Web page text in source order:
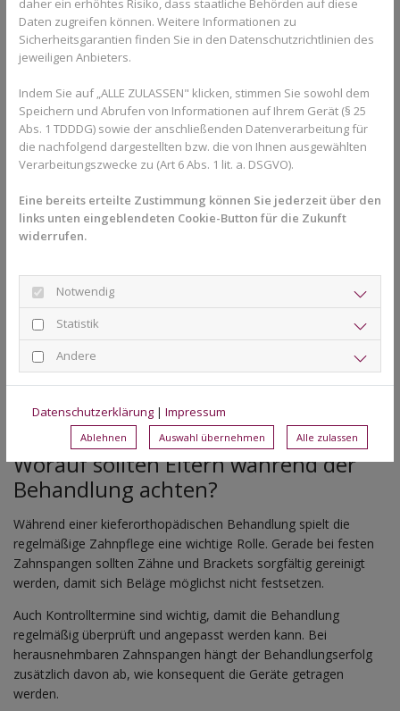
Welche Arten von Zahnspangen gibt
es?
Grundsätzlich wird zwischen festen und herausnehmbaren
Zahnspangen unterschieden. Herausnehmbare Geräte werden
häufig bei jüngeren Kindern eingesetzt, um das Wachstum des
Kiefers zu unterstützen. Dazu gehören beispielsweise
Aktivatoren oder Vorschubdoppelplatten.
Feste Zahnspangen kommen oft dann zum Einsatz, wenn
umfangreichere Zahnbewegungen notwendig sind. Moderne
Welche Lösung geeignet ist, hängt immer von der individuellen
Zahnstellung und dem Alter des Kindes ab. Deshalb ist eine
persönliche Beratung besonders wichtig. Die Praxis Dr. Barloi in
Herford setzt auf moderne Diagnostik und individuelle
Behandlungskonzepte für Kinder und Jugendliche.
Wer mehr über die Praxis und das Behandlungsteam erfahren
möchte, findet weitere Informationen auf der SeiteTeam.
Worauf sollten Eltern während der
Behandlung achten?
Während einer kieferorthopädischen Behandlung spielt die
regelmäßige Zahnpflege eine wichtige Rolle. Gerade bei festen
Zahnspangen sollten Zähne und Brackets sorgfältig gereinigt
werden, damit sich Beläge möglichst nicht festsetzen.
Auch Kontrolltermine sind wichtig, damit die Behandlung
regelmäßig überprüft und angepasst werden kann. Bei
herausnehmbaren Zahnspangen hängt der Behandlungserfolg
zusätzlich davon ab, wie konsequent die Geräte getragen
werden.
daher ein erhöhtes Risiko, dass staatliche Behörden auf diese
Daten zugreifen können. Weitere Informationen zu
Sicherheitsgarantien finden Sie in den Datenschutzrichtlinien des
jeweiligen Anbieters.
Indem Sie auf „ALLE ZULASSEN" klicken, stimmen Sie sowohl dem
Speichern und Abrufen von Informationen auf Ihrem Gerät (§ 25
Abs. 1 TDDDG) sowie der anschließenden Datenverarbeitung für
die nachfolgend dargestellten bzw. die von Ihnen ausgewählten
Verarbeitungszwecke zu (Art 6 Abs. 1 lit. a. DSGVO).
Eine bereits erteilte Zustimmung können Sie jederzeit über den
links unten eingeblendeten Cookie-Button für die Zukunft
widerrufen.
Notwendig
Statistik
Andere
Datenschutzerklärung | Impressum
Ablehnen Auswahl übernehmen Alle zulassen